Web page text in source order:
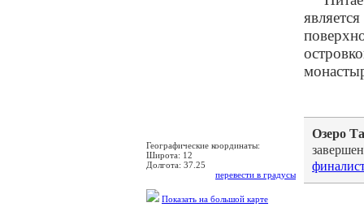
Географические координаты:
Широта: 12
Долгота: 37.25
перевести в градусы
Показать на большой карте
Озеро